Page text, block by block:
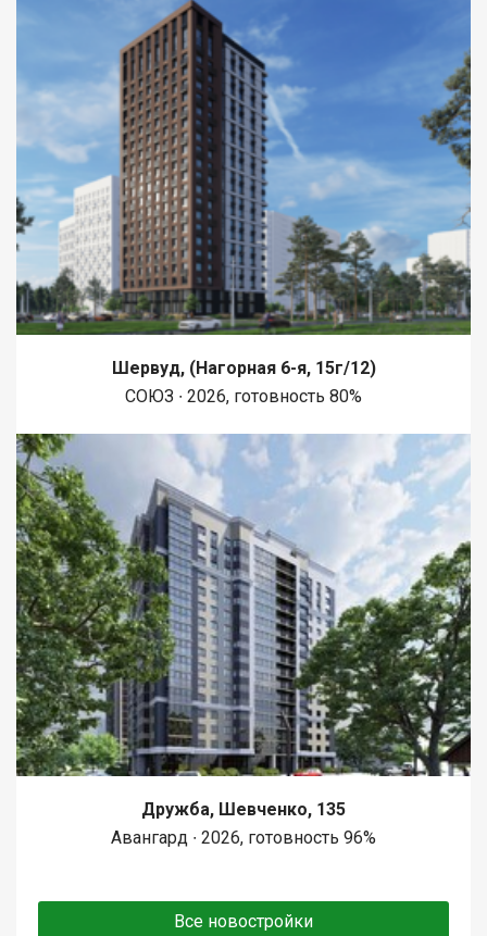
Шервуд, (Нагорная 6-я, 15г/12)
СОЮЗ ∙ 2026, готовность 80%
Дружба, Шевченко, 135
Авангард ∙ 2026, готовность 96%
Все новостройки